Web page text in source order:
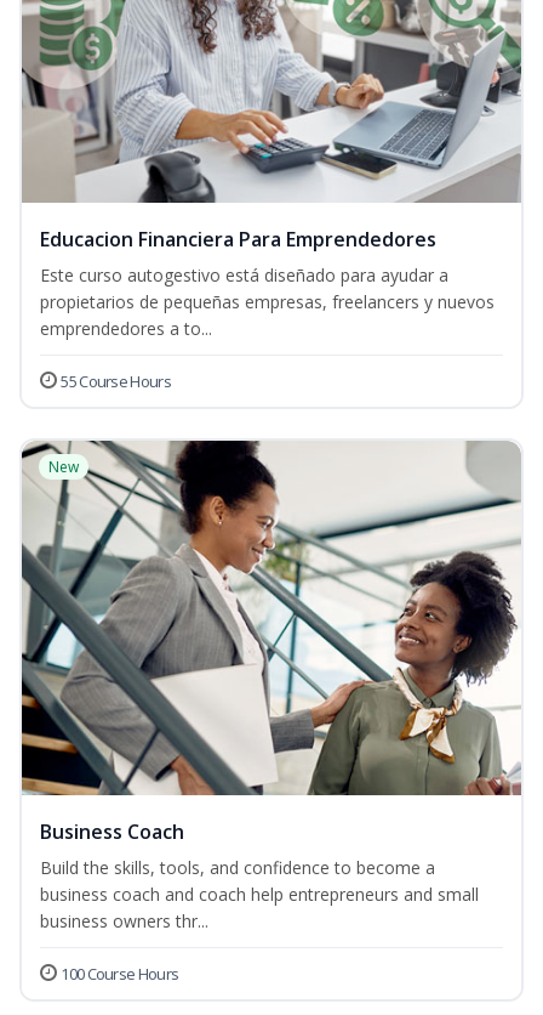
Educacion Financiera Para Emprendedores
Este curso autogestivo está diseñado para ayudar a
propietarios de pequeñas empresas, freelancers y nuevos
emprendedores a to...
55 Course Hours
New
Business Coach
Build the skills, tools, and confidence to become a
business coach and coach help entrepreneurs and small
business owners thr...
100 Course Hours